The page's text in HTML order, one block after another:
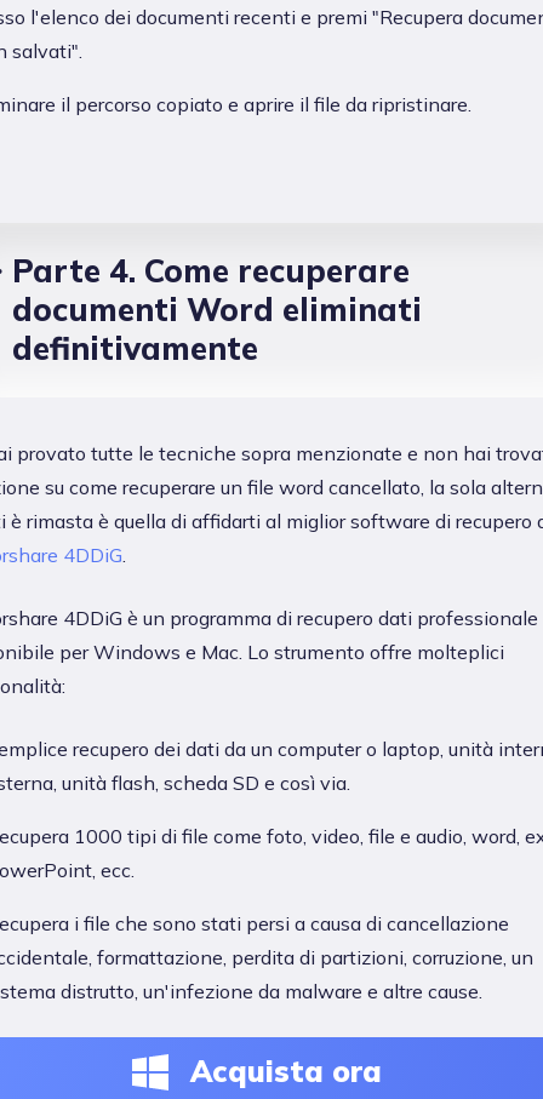
l'elenco dei documenti recenti e premi "Recupera
salvati".
il percorso copiato e aprire il file da ripristinare.
Parte 4. Come recuperare
documenti Word eliminati
definitivamente
provato tutte le tecniche sopra menzionate e non hai
su come recuperare un file word cancellato, la sola
è rimasta è quella di affidarti al miglior software di recupero
4DDiG.
4DDiG è un programma di recupero dati professionale
per Windows e Mac. Lo strumento offre molteplici
recupero dei dati da un computer o laptop, unità
unità flash, scheda SD e così via.
1000 tipi di file come foto, video, file e audio, word,
ecc.
i file che sono stati persi a causa di cancellazione
formattazione, perdita di partizioni, corruzione, un
distrutto, un'infezione da malware e altre cause.
Acquista ora